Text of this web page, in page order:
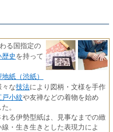
る国指定の
史を持って
地紙（渋紙）
々な技法により図柄・文様を手作
戸小紋や友禅などの着物を始め
。
る伊勢型紙は、見事なまでの緻
・生き生きとした表現力によ